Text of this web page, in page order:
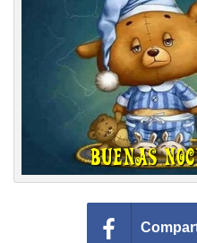
Felicitaciones días del año
Felicitaciones musicales